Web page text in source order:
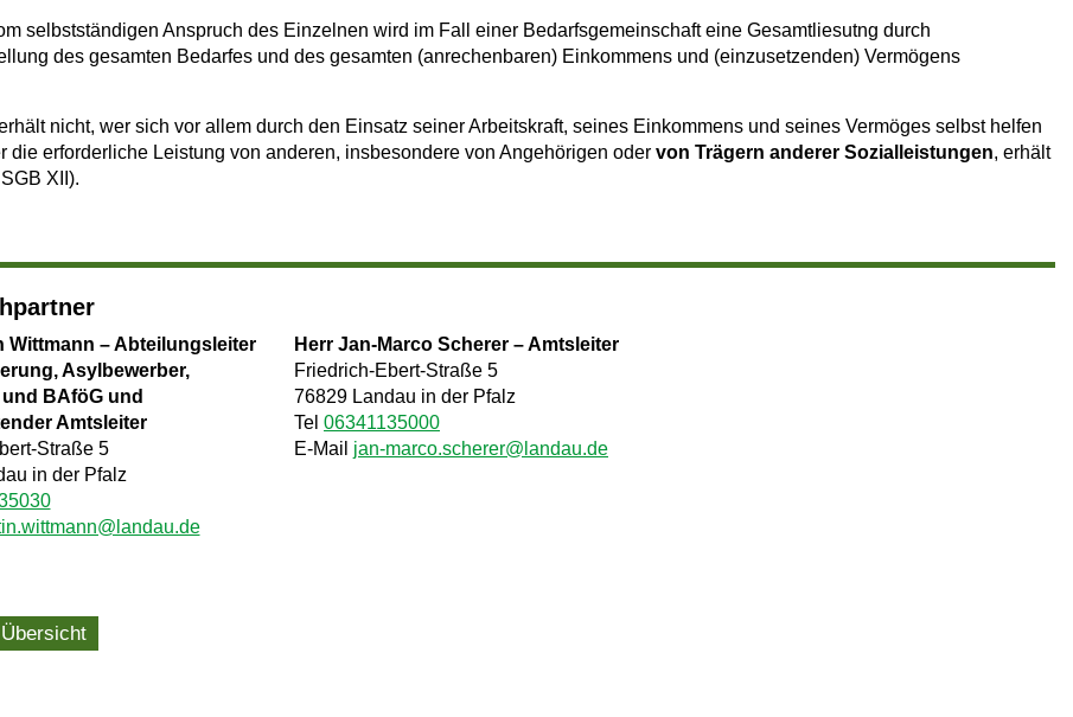
selbstständigen Anspruch des Einzelnen wird im Fall einer Bedarfsgemeinschaft eine Gesamtliesutng durch
des gesamten Bedarfes und des gesamten (anrechenbaren) Einkommens und (einzusetzenden) Vermögens
nicht, wer sich vor allem durch den Einsatz seiner Arbeitskraft, seines Einkommens und seines Vermöges selbst helfen
die erforderliche Leistung von anderen, insbesondere von Angehörigen oder von Trägern anderer Sozialleistungen, erhält
XII).
Wittmann – Abteilungsleiter
Asylbewerber,
BAföG und
Amtsleiter
Straße 5
in der Pfalz
Herr Jan-Marco Scherer – Amtsleiter
Friedrich-Ebert-Straße 5
76829 Landau in der Pfalz
Tel 06341135000
E-Mail jan-marco.scherer@landau.de